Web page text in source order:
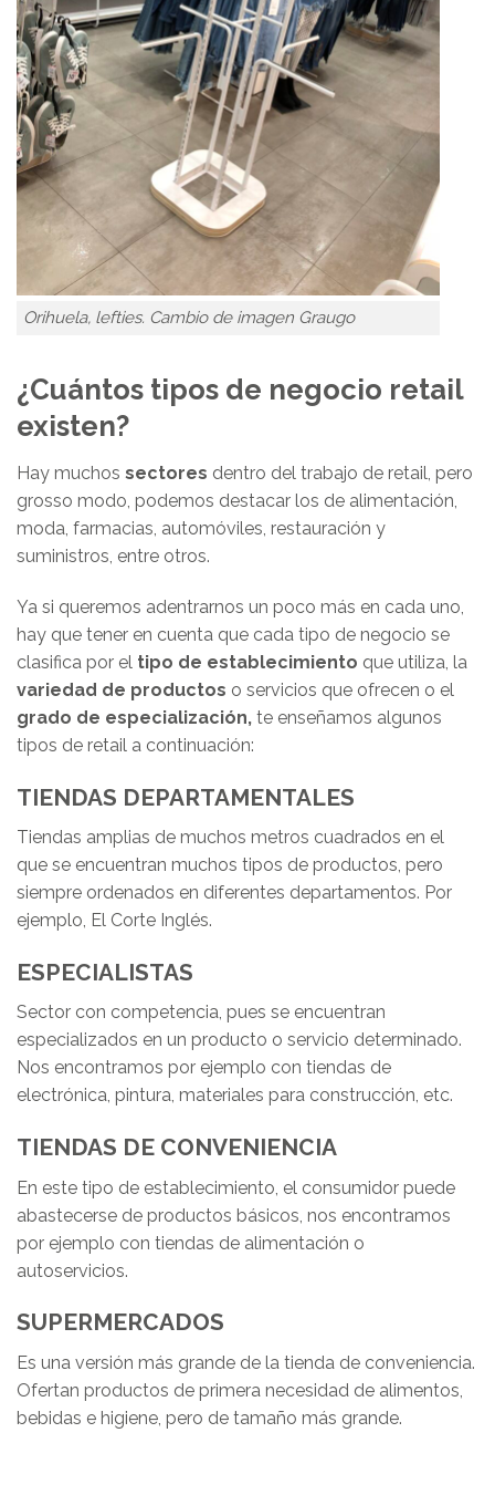
Orihuela, lefties. Cambio de imagen Graugo
¿Cuántos tipos de negocio retail
existen?
Hay muchos sectores dentro del trabajo de retail, pero
grosso modo, podemos destacar los de alimentación,
moda, farmacias, automóviles, restauración y
suministros, entre otros.
Ya si queremos adentrarnos un poco más en cada uno,
hay que tener en cuenta que cada tipo de negocio se
clasifica por el tipo de establecimiento que utiliza, la
variedad de productos o servicios que ofrecen o el
grado de especialización, te enseñamos algunos
tipos de retail a continuación:
TIENDAS DEPARTAMENTALES
Tiendas amplias de muchos metros cuadrados en el
que se encuentran muchos tipos de productos, pero
siempre ordenados en diferentes departamentos. Por
ejemplo, El Corte Inglés.
ESPECIALISTAS
Sector con competencia, pues se encuentran
especializados en un producto o servicio determinado.
Nos encontramos por ejemplo con tiendas de
electrónica, pintura, materiales para construcción, etc.
TIENDAS DE CONVENIENCIA
En este tipo de establecimiento, el consumidor puede
abastecerse de productos básicos, nos encontramos
por ejemplo con tiendas de alimentación o
autoservicios.
SUPERMERCADOS
Es una versión más grande de la tienda de conveniencia.
Ofertan productos de primera necesidad de alimentos,
bebidas e higiene, pero de tamaño más grande.